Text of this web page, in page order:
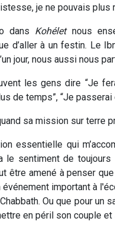
je ne pouvais plus
dans Kohélet nous
d’aller à un festin. Le
jour, nous aussi nous
les gens dire “Je
de temps”, “Je
sa mission sur terre
essentielle qui
le sentiment de
être amené à penser
événement important à
Ou que pour un
en péril son couple